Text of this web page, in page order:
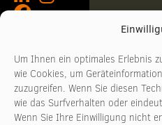
Um Ihnen ein optimales Erlebnis
wie Cookies, um
zuzugreifen. Wenn Sie diesen
wie das Surfverhalten oder
Wenn Sie Ihre Einwilligung nicht
Montag - Donnerstag
10:00
Freitag 10:00 -